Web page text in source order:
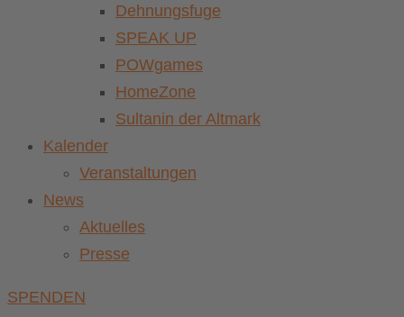
Dehnungsfuge
SPEAK UP
POWgames
HomeZone
Sultanin der Altmark
Kalender
Veranstaltungen
News
Aktuelles
Presse
SPENDEN